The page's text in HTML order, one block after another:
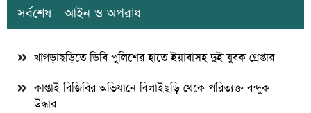
সর্বশেষ - আইন ও অপরাধ
খাগড়াছড়িতে ডিবি পুলিশের হাতে ইয়াবাসহ দুই যুবক গ্রেপ্তার
কাপ্তাই বিজিবির অভিযানে বিলাইছড়ি থেকে পরিত্যক্ত বন্দুক
উদ্ধার